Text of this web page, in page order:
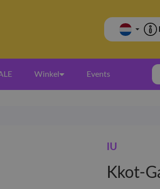
Winkel Events
IU
Kkot-